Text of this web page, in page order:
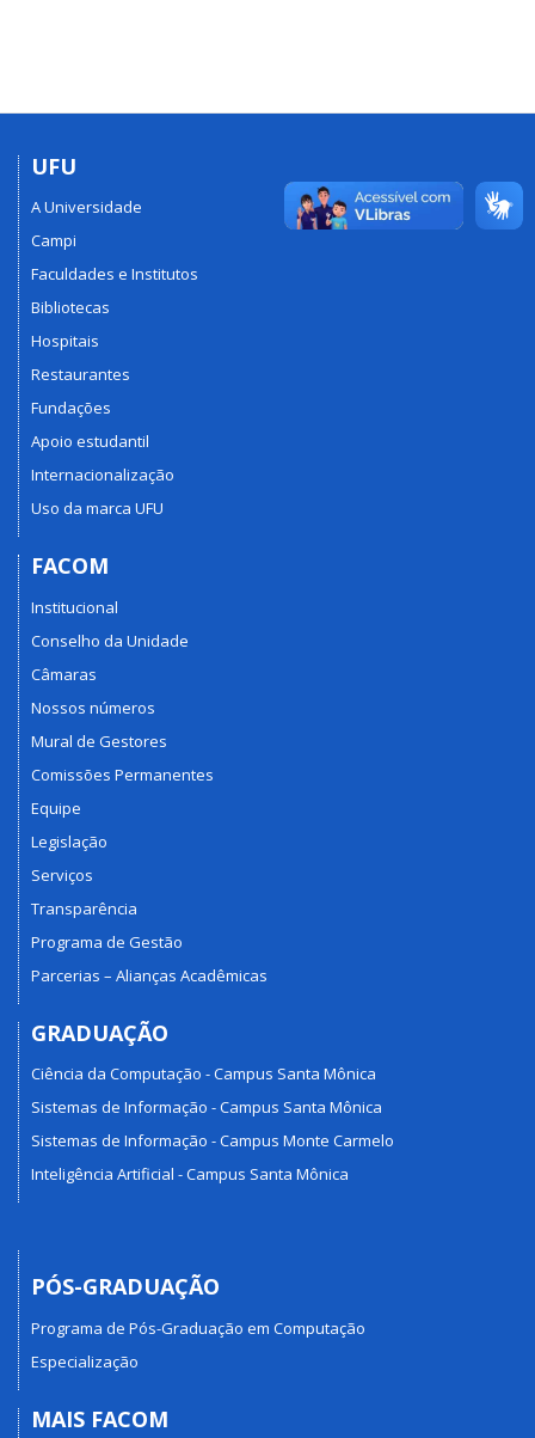
UFU
A Universidade
Campi
Faculdades e Institutos
Bibliotecas
Hospitais
Restaurantes
Fundações
Apoio estudantil
Internacionalização
Uso da marca UFU
FACOM
Institucional
Conselho da Unidade
Câmaras
Nossos números
Mural de Gestores
Comissões Permanentes
Equipe
Legislação
Serviços
Transparência
Programa de Gestão
Parcerias – Alianças Acadêmicas
GRADUAÇÃO
Ciência da Computação - Campus Santa Mônica
Sistemas de Informação - Campus Santa Mônica
Sistemas de Informação - Campus Monte Carmelo
Inteligência Artificial - Campus Santa Mônica
PÓS-GRADUAÇÃO
Programa de Pós-Graduação em Computação
Especialização
MAIS FACOM